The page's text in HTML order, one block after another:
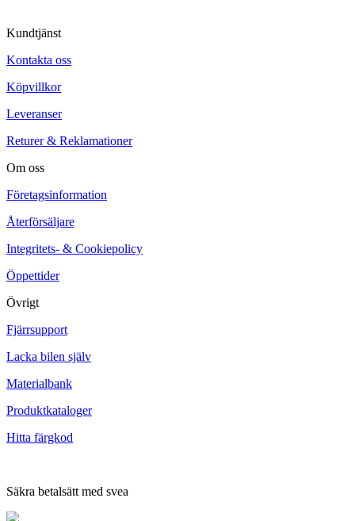
Kundtjänst
Kontakta oss
Köpvillkor
Leveranser
Returer & Reklamationer
Om oss
Företagsinformation
Återförsäljare
Integritets- & Cookiepolicy
Öppettider
Övrigt
Fjärrsupport
Lacka bilen själv
Materialbank
Produktkataloger
Hitta färgkod
Säkra betalsätt med svea